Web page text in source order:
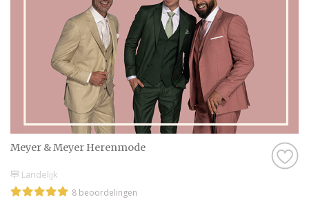
Meyer & Meyer Herenmode
Landelijk
8 beoordelingen